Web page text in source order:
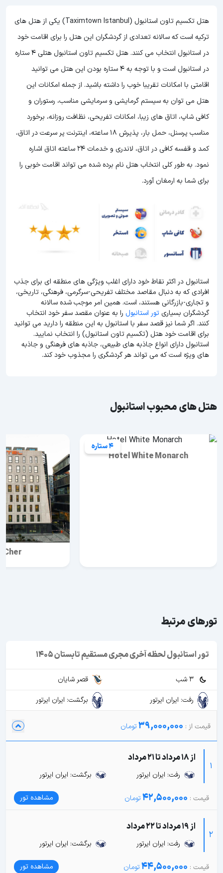
هتل تکسیم تاون استانبول (Taximtown Istanbul) یکی از هتل های
ترکیه است که سالانه تعدادی از گردشگران این هتل را برای اقامت خود
در استانبول انتخاب می کنند. هتل تکسیم تاون استانبول هتلی 4 ستاره
در استانبول است و با توجه به 4 ستاره بودن این هتل
می توانید
اقامتی با امکانات تقریبا خوب را داشته باشید. از جمله امکانات این
هتل می توان به سیستم گرمایشی و سرمایشی مناسب، رستوران و
کافی شاپ، اتاق های زیبا، امکانات تفریحی، نظافت روزانه، برخورد
مناسب پرسنل، حمل بار، پذیرش 18 ساعته، اینترنت پر سرعت در اتاق،
کمد و قفسه کافی در اتاق، لاندری و خدمات 24 ساعته اتاق اشاره
نمود. به طور کلی انتخاب هتل نام برده شده می تواند اقامت خوبی را
برای شما به ارمغان آورد.
استانبول در اکثر نقاط خود دارای اغلب ویژگی های منطقه ای برای جذب
افرادی که به دنبال مقاصد مختلف تفریحی-سرگرمی، فرهنگی، تاریخی،
و تجاری-بازرگانی هستند، است. همین امر موجب شده سالانه
گردشگران بسیاریتور استانبول را به عنوان مقصد سفر خود انتخاب
کنند. اگر شما نیز قصد سفر با استانبول به این منطقه را دارید می توانید
برای اقامت خود هتل (تکسیم تاون استانبول) را انتخاب نمایید.
استانبول دارای انواع جاذبه های طبیعی، جاذبه های فرهنگی و جاذبه
های ویژه است که می تواند هر گردشگری را مجذوب خود کند.
هتل های محبوب استانبول
Cher
تورهای مرتبط
تور استانبول لحظه آخری مجری مستقیم تابستان 1405
3 شب
قصر شایان
رفت: ایران ایرتور
برگشت: ایران ایرتور
39,000,000
1
از 18 مرداد تا 21 مرداد
رفت: ایران ایرتور برگشت: ایران ایرتور
42,500,000 مشاهده تور
2
از 19 مرداد تا 22 مرداد
رفت: ایران ایرتور برگشت: ایران ایرتور
44,500,000 مشاهده تور